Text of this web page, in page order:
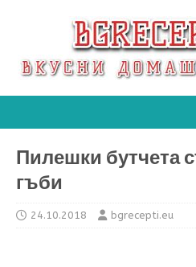
Пилешки бутчета
гъби
24.10.2018 bgrecepti.eu